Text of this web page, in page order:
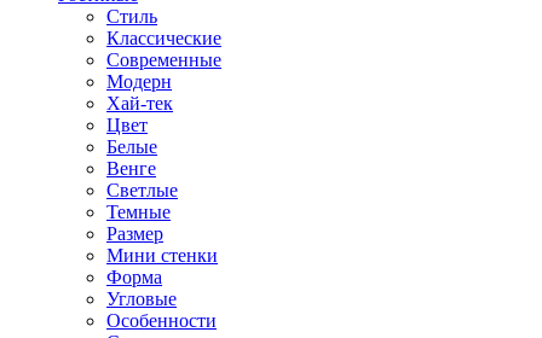
Стиль
Классические
Современные
Модерн
Хай-тек
Цвет
Белые
Венге
Светлые
Темные
Размер
Мини стенки
Форма
Угловые
Особенности